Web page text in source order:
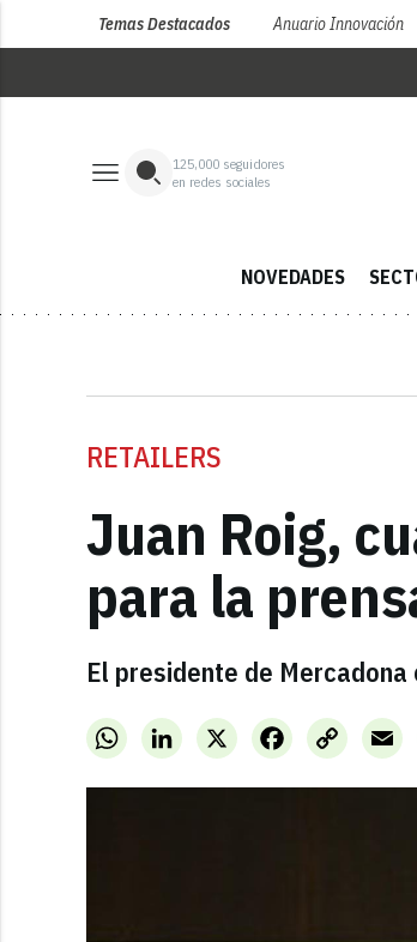
Temas Destacados Anuario Innovación
125,000 seguidores
en redes sociales
NOVEDADES
RETAILERS
Juan Roig,
para la
El presidente de
WhatsAppLinkedInX FacebookCopy
Link